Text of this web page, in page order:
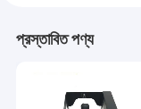
প্রস্তাবিত পণ্য